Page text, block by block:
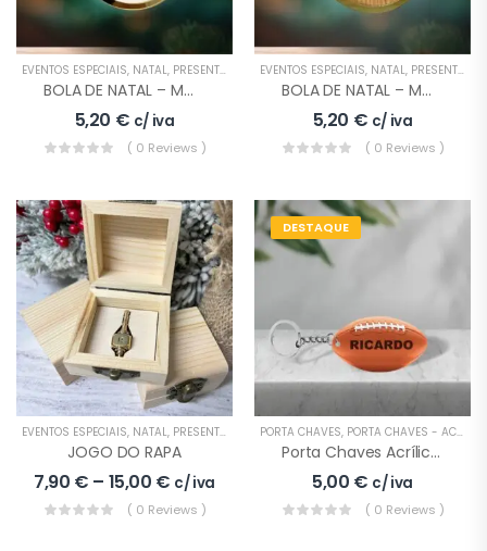
Troféu Padel
Modelo 4
9,90 € c/ iva
Troféu Padel
Modelo 2
12,90€c/ iva
Candeeiro Led –
DIA DO PAI COM
EVENTOS ESPECIAIS, NATAL, PRESENTES
BOLA DE NATAL – MODELO 1
5,20 € c/ iva
( 0 Reviews )
EVENTOS ESPECIAIS, NATAL, PRESENTES
BOLA DE NATAL – MODELO 2
5,20 € c/ iva
( 0 Reviews )
EVENTOS ESPECIAIS, NATAL, PRESENTES
JOGO DO RAPA
7,90 € – 15,00 € c/ iva
( 0 Reviews )
DESTAQUE
PORTA CHAVES, PORTA CHAVES - ACRÍLICO
Porta Chaves Acrílico Personalizado Rugby
5,00 € c/ iva
( 0 Reviews )